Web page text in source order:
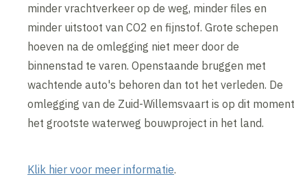
minder vrachtverkeer op de weg, minder files en
minder uitstoot van CO2 en fijnstof. Grote schepen
hoeven na de omlegging niet meer door de
binnenstad te varen. Openstaande bruggen met
wachtende auto's behoren dan tot het verleden. De
omlegging van de Zuid-Willemsvaart is op dit moment
het grootste waterweg bouwproject in het land.
Klik hier voor meer informatie.